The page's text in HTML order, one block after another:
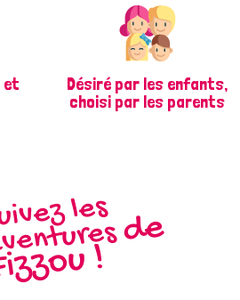
et
Désiré par les enfants,
choisi par les parents
les d
e
Fizz
!